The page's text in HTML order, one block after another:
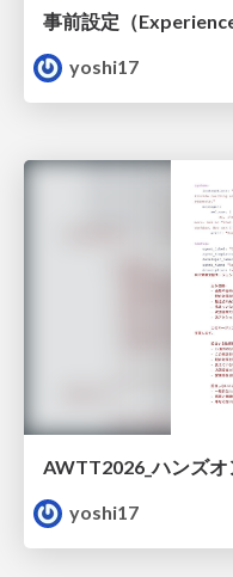
yoshi17
AWTT2026_ハンズ
yoshi17